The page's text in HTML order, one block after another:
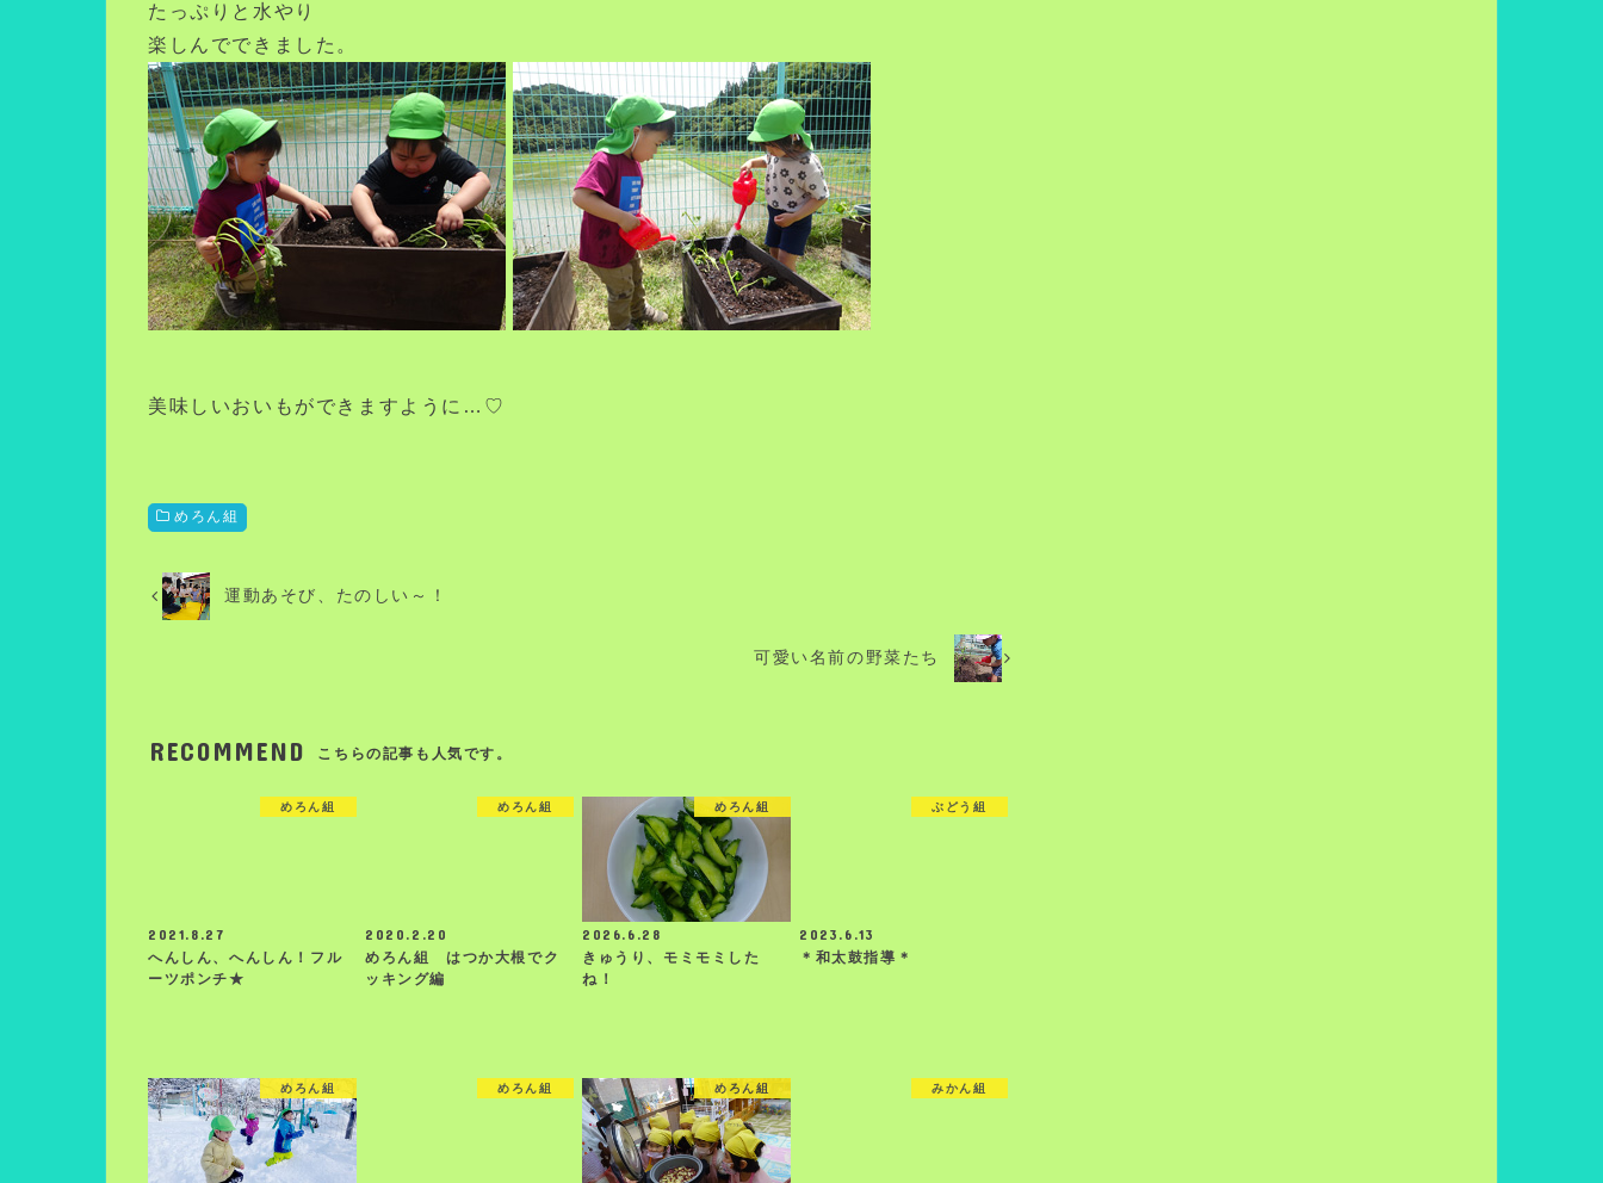
たっぷりと水やり
楽しんでできました。
美味しいおいもができますように…♡
めろん組
運動あそび、たのしい～！
可愛い名前の野菜たち
RECOMMEND こちらの記事も人気です。
めろん組
2021.8.27
へんしん、へんしん！フル
ーツポンチ★
めろん組
2020.2.20
めろん組 はつか大根でク
ッキング編
めろん組
2026.6.28
きゅうり、モミモミした
ね！
ぶどう組
2023.6.13
＊和太鼓指導＊
めろん組 めろん組 めろん組 みかん組